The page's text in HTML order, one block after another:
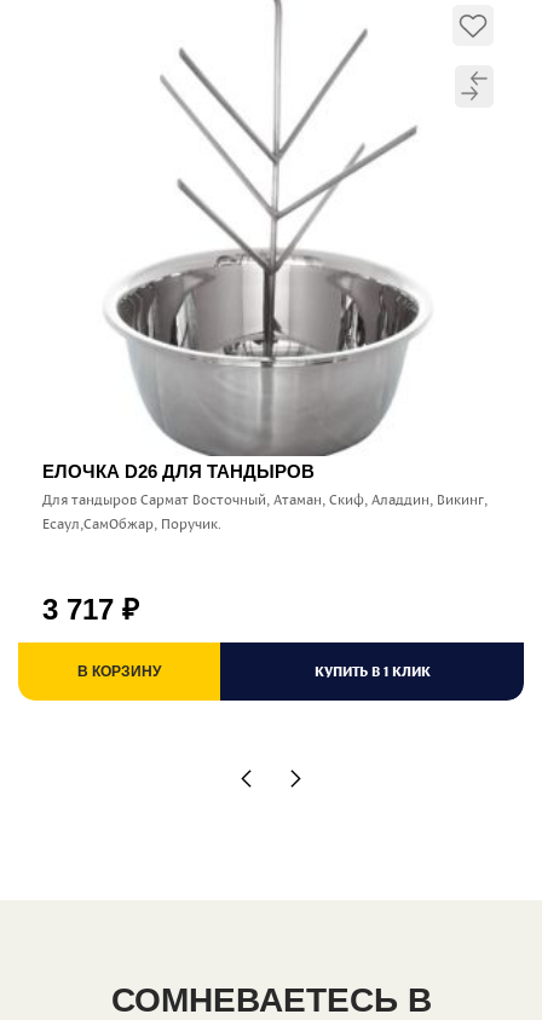
ЕЛОЧКА D26 ДЛЯ ТАНДЫРОВ
Для тандыров Сармат Восточный, Атаман, Скиф, Аладдин, Викинг,
Есаул,СамОбжар, Поручик.
3 717 ₽
В КОРЗИНУ КУПИТЬ В 1 КЛИК
СОМНЕВАЕТЕСЬ В